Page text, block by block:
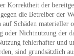
Korrektheit der
die Betreiber der
auf Schäden materieller
oder Nichtnutzung der
fehlerhafter und
sind grundsätzlich